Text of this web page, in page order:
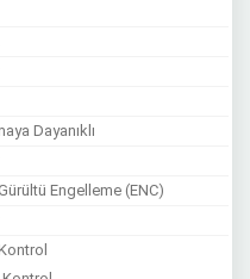
Dayanıklı
Engelleme (ENC)